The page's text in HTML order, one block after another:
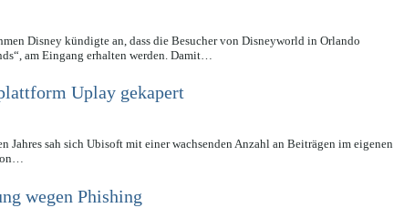
Disney kündigte an, dass die Besucher von Disneyworld in Orlando
am Eingang erhalten werden. Damit…
Uplay gekapert
Jahres sah sich Ubisoft mit einer wachsenden Anzahl an Beiträgen im eigenen
wegen Phishing